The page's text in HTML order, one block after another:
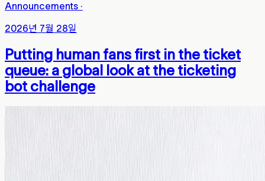
Announcements ·
2026년 7월 28일
Putting human fans first in the ticket
queue: a global look at the ticketing
bot challenge